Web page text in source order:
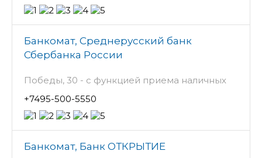
Банкомат, Среднерусский банк
Сбербанка России
Победы, 30 - с функцией приема наличных
+7495-500-5550
Банкомат, Банк ОТКРЫТИЕ